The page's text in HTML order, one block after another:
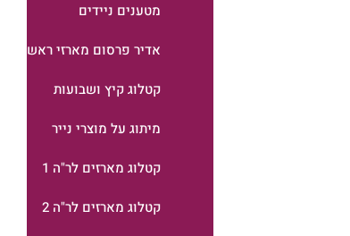
מטענים ניידים
אדיר פרסום מארזי ראש השנה
קטלוג קיץ ושבועות
מיתוג על מוצרי נייר
קטלוג מארזים לר"ה 1
קטלוג מארזים לר"ה 2